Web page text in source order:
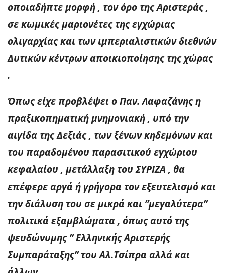
οποιαδήπτε μορφή , τον όρο της Αριστεράς ,
σε κωμικές μαριονέτες της εγχώριας
ολιγαρχίας και των ιμπεριαλιστικών διεθνών
Δυτικών κέντρων αποικιοποίησης της χώρας
.
Όπως είχε προβλέψει ο Παν. Λαφαζάνης η
πραξικοπηματική μνημονιακή , υπό την
αιγίδα της Δεξιάς , των ξένων κηδεμόνων και
του παραδομένου παρασιτικού εγχώριου
κεφαλαίου , μετάλλαξη του ΣΥΡΙΖΑ , θα
επέφερε αργά ή γρήγορα τον εξευτελισμό και
την διάλυση του σε μικρά και ”μεγαλύτερα”
πολιτικά εξαμβλώματα , όπως αυτό της
ψευδώνυμης ” Ελληνικής Αριστερής
Συμπαράταξης” του Αλ.Τσίπρα αλλά και